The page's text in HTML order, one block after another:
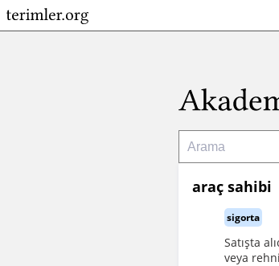
araç sahibi
sigorta
Satışta
veya